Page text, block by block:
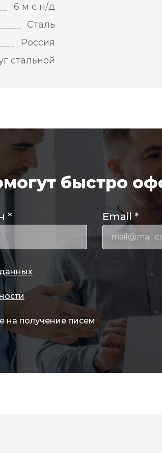
6 м с н/д
Сталь
Россия
стальной
быстро
* Email *
на получение писем